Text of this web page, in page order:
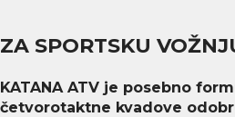
ZA SPORTSKU
KATANA ATV je posebno
četvorotaktne kvadove